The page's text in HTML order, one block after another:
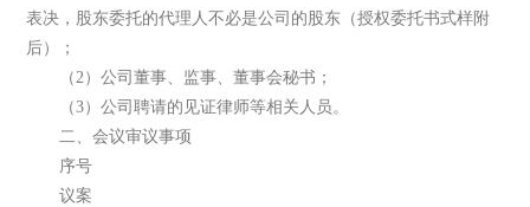
表决，股东委托的代理人不必是公司的股东（授权委托书式样附
后）；
（2）公司董事、监事、董事会秘书；
（3）公司聘请的见证律师等相关人员。
二、会议审议事项
序号
议案